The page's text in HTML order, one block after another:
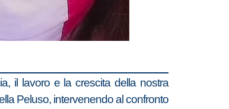
il lavoro e la crescita della nostra
Peluso, intervenendo al confronto